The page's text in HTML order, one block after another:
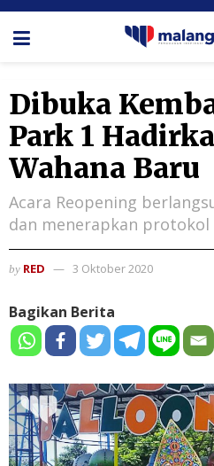
Dibuka
Park 1
Wahana Baru
Acara Reopening
dan menerapkan protokol
by RED 3 Oktober 2020
Bagikan Berita